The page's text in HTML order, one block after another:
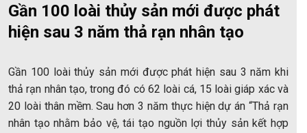
Gần 100 loài thủy sản mới được phát
hiện sau 3 năm thả rạn nhân tạo
Gần 100 loài thủy sản mới được phát hiện sau 3 năm khi
thả rạn nhân tạo, trong đó có 62 loài cá, 15 loài giáp xác và
20 loài thân mềm. Sau hơn 3 năm thực hiện dự án “Thả rạn
nhân tạo nhằm bảo vệ, tái tạo nguồn lợi thủy sản kết hợp